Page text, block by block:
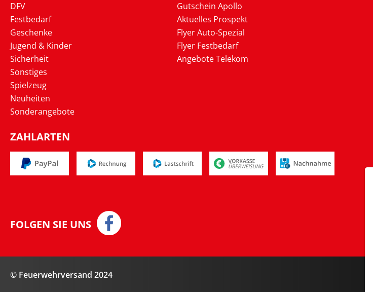
DFV
Festbedarf
Geschenke
Jugend & Kinder
Sicherheit
Sonstiges
Spielzeug
Neuheiten
Sonderangebote
Gutschein Apollo
Aktuelles Prospekt
Flyer Auto-Spezial
Flyer Festbedarf
Angebote Telekom
ZAHLARTEN
FOLGEN SIE UNS
© Feuerwehrversand 2024